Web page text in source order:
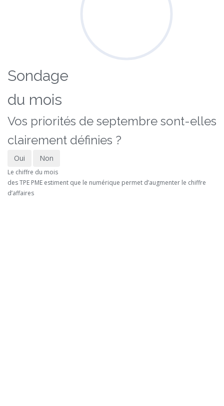
Sondage
du mois
Vos priorités de septembre sont-elles
clairement définies ?
Oui Non
Le chiffre du mois
des TPE PME estiment que le numérique permet d’augmenter le chiffre
d’affaires